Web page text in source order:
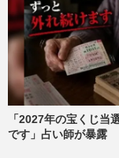
「2027年の宝くじ当
です」占い師が暴露